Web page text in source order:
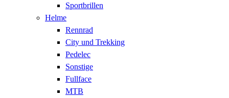
Sportbrillen
Helme
Rennrad
City und Trekking
Pedelec
Sonstige
Fullface
MTB